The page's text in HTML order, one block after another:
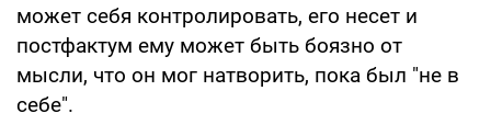
может себя контролировать, его несет и
постфактум ему может быть боязно от
мысли, что он мог натворить, пока был "не в
себе".